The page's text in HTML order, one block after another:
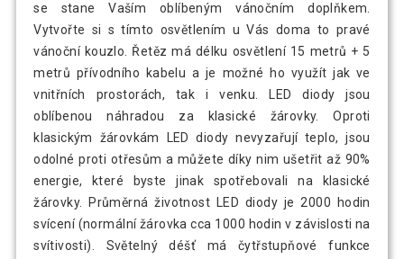
se stane Vaším oblíbeným vánočním doplňkem.
Vytvořte si s tímto osvětlením u Vás doma to pravé
vánoční kouzlo. Řetěz má délku osvětlení 15 metrů + 5
metrů přívodního kabelu a je možné ho využít jak ve
vnitřních prostorách, tak i venku. LED diody jsou
oblíbenou náhradou za klasické žárovky. Oproti
klasickým žárovkám LED diody nevyzařují teplo, jsou
odolné proti otřesům a můžete díky nim ušetřit až 90%
energie, které byste jinak spotřebovali na klasické
žárovky. Průměrná životnost LED diody je 2000 hodin
svícení (normální žárovka cca 1000 hodin v závislosti na
svítivosti). Světelný déšť má čytřstupňové funkce